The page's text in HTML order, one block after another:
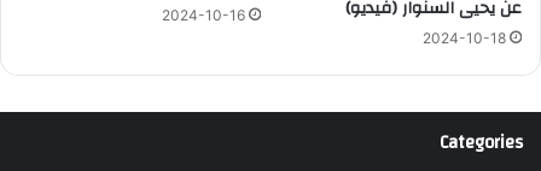
عن يحيى السنوار (فيديو)
2024-10-18
2024-10-16
Categories